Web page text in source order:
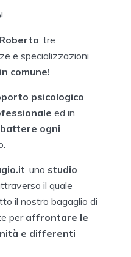
: tre
e specializzazioni
comune!
psicologico
ed in
ogni
, uno studio
il quale
il nostro bagaglio di
per affrontare le
e differenti